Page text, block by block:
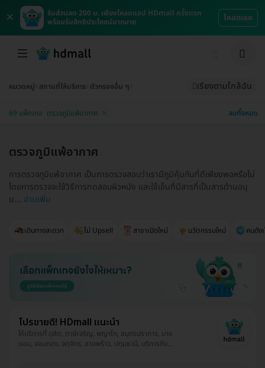
×
รับส่วนลด 200 บ. เพียงโหลดแอป HDmall ครั้งแรก
พร้อมรับสิทธิประโยชน์มากมาย
โหลดเลย
หมวดหมู่ สถานที่ให้บริการ ตัวกรองอื่น ๆ เรียงตามใกล้ฉัน
69 แพ็กเกจ ตรวจภูมิแพ้อากาศ ลบทั้งหมด
เดินทางสะดวก ไม่ Upsell สาขาเปิดใหม่ นวัตกรรมใหม่ คนดัง
ตรวจภูมิแพ้อากาศ
การตรวจภูมิแพ้อากาศ เป็นการตรวจสอบว่าเรามีภูมิคุ้มกันที่ดีเพียงพอหรือไม่
โดยการตรวจจะใช้วิธีการทดสอบผิวหนัง และใช้เข็มที่มีสารที่เป็นสารต้านอนุ
ม... อ่านเพิ่ม
โปรขายดี! HDmall แนะนำ
ให้บริการที่ ดุสิต, ภาษีเจริญ, พญาไท, สมุทรปราการ, บาง
บอน, จอมทอง, จตุจักร, ลาดพร้าว, ปทุมธานี, บริการถึง